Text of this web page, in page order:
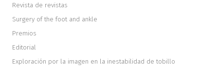
Revista de revistas
Surgery of the foot and ankle
Premios
Editorial
Exploración por la imagen en la inestabilidad de tobillo